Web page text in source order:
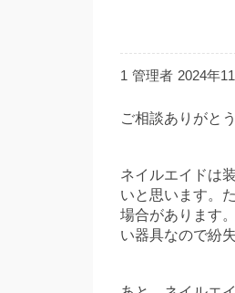
1 管理者 2024年
ご相談ありがと
ネイルエイドは
いと思います。
場合があります
い器具なので紛